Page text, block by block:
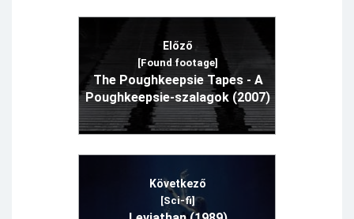
Előző
[Found footage]
The Poughkeepsie Tapes - A
Poughkeepsie-szalagok (2007)
Következő
[Sci-fi]